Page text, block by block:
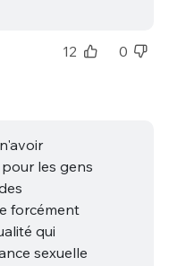
12 0
les gens
forcément
qui
sexuelle